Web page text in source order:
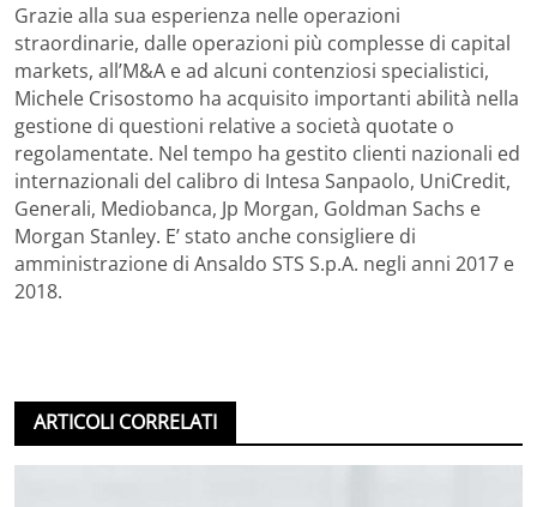
Grazie alla sua esperienza nelle operazioni
straordinarie, dalle operazioni più complesse di capital
markets, all’M&A e ad alcuni contenziosi specialistici,
Michele Crisostomo ha acquisito importanti abilità nella
gestione di questioni relative a società quotate o
regolamentate. Nel tempo ha gestito clienti nazionali ed
internazionali del calibro di Intesa Sanpaolo, UniCredit,
Generali, Mediobanca, Jp Morgan, Goldman Sachs e
Morgan Stanley. E’ stato anche consigliere di
amministrazione di Ansaldo STS S.p.A. negli anni 2017 e
2018.
ARTICOLI CORRELATI